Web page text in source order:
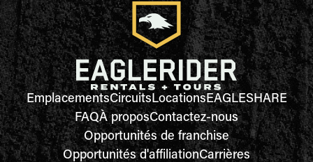
EmplacementsCircuitsLocationsEAGLESHARE
FAQÀ proposContactez-nous
Opportunités de franchise
Opportunités d'affiliationCarrières